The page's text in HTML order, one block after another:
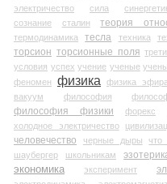
электричество
сила
сознание
сталин теория
термодинамика тесла техника
торсион торсионные поля
условия успех учение ученые
феномен физика физика эфира
вакуум
философия
философия физики форекс
холодное электричество
человечество черные дыры
что
шаубергер
школьникам
экономика
эксперимент